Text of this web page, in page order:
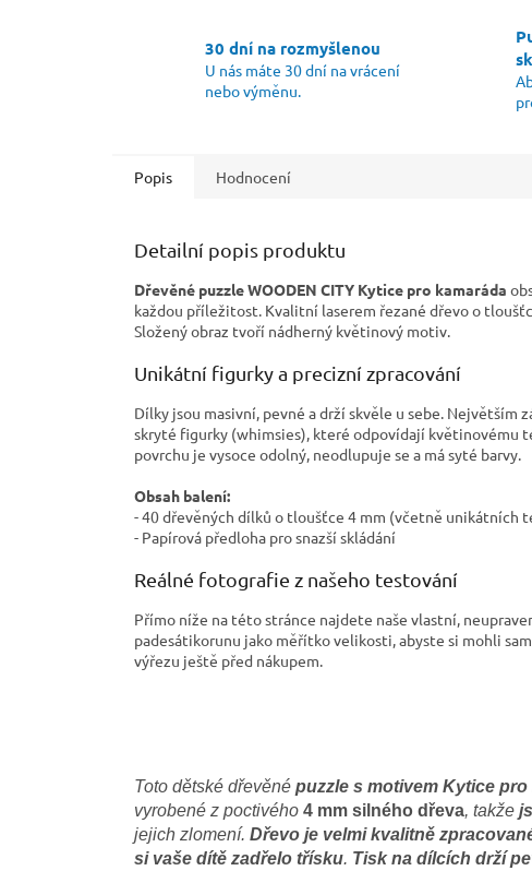
30 dní na rozmyšlenou
U nás máte 30 dní na vrácení
nebo výměnu.
Popis Hodnocení
Detailní popis produktu
Dřevěné puzzle WOODEN CITY Kytice pro kamaráda
každou příležitost. Kvalitní laserem řezané dřevo o
Složený obraz tvoří nádherný květinový motiv.
Unikátní figurky a precizní zpracování
Dílky jsou masivní, pevné a drží skvěle u sebe.
skryté figurky (whimsies), které odpovídají květinovému
povrchu je vysoce odolný, neodlupuje se a má syté barvy.
Obsah balení:
- 40 dřevěných dílků o tloušťce 4 mm (včetně unikátních
- Papírová předloha pro snazší skládání
Reálné fotografie z našeho testování
Přímo níže na této stránce najdete naše vlastní,
padesátikorunu jako měřítko velikosti, abyste si mohli
výřezu ještě před nákupem.
Toto dětské dřevěné puzzle s motivem Kytice pro
vyrobené z poctivého 4 mm silného dřeva, takže
jejich zlomení. Dřevo je velmi kvalitně
si vaše dítě zadřelo třísku. Tisk na dílcích drží